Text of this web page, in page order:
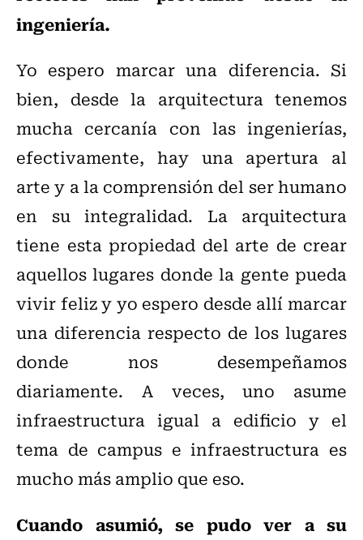
ingeniería.
Yo espero marcar una diferencia. Si
bien, desde la arquitectura tenemos
mucha cercanía con las ingenierías,
efectivamente, hay una apertura al
arte y a la comprensión del ser humano
en su integralidad. La arquitectura
tiene esta propiedad del arte de crear
aquellos lugares donde la gente pueda
vivir feliz y yo espero desde allí marcar
una diferencia respecto de los lugares
donde nos desempeñamos
diariamente. A veces, uno asume
infraestructura igual a edificio y el
tema de campus e infraestructura es
mucho más amplio que eso.
Cuando asumió, se pudo ver a su